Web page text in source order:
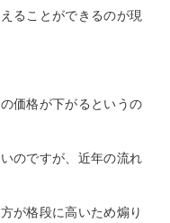
ることができるのが現
価格が下がるというの
のですが、近年の流れ
が格段に高いため煽り